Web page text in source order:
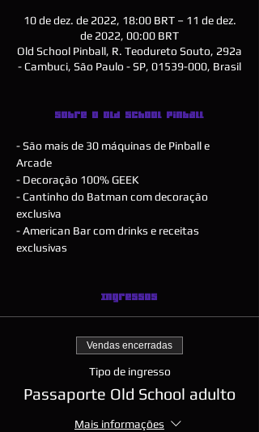
10 de dez. de 2022, 18:00 BRT – 11 de dez.
de 2022, 00:00 BRT
Old School Pinball, R. Teodureto Souto, 292a
- Cambuci, São Paulo - SP, 01539-000, Brasil
Sobre o Old School Pinball
- São mais de 30 máquinas de Pinball e
Arcade
- Decoração 100% GEEK
- Cantinho do Batman com decoração
exclusiva
- American Bar com drinks e receitas
exclusivas
Ingressos
Vendas encerradas
Tipo de ingresso
Passaporte Old School adulto
Mais informações